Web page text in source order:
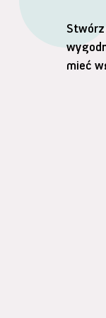
mieć